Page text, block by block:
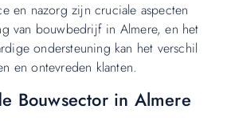
en nazorg zijn cruciale aspecten
van bouwbedrijf in Almere, en het
ondersteuning kan het verschil
en ontevreden klanten.
Bouwsector in Almere